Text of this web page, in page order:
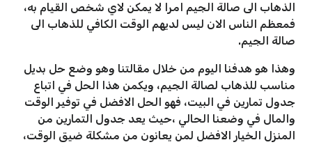
الذهاب الى صالة الجيم امرا لا يمكن لاي شخص القيام به،
فمعظم الناس الان ليس لديهم الوقت الكافي للذهاب الى
صالة الجيم.
وهذا هو هدفنا اليوم من خلال مقالتنا وهو وضع حل بديل
مناسب للذهاب لصالة الجيم، ويكمن هذا الحل في اتباع
جدول تمارين في البيت، فهو الحل الافضل في توفير الوقت
والمال في وضعنا الحالي ،حيث يعد جدول التمارين من
المنزل الخيار الافضل لمن يعانون من مشكلة ضيق الوقت،